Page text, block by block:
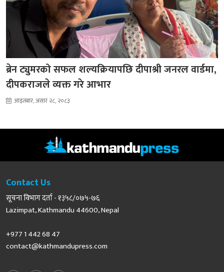
ब्रेन ट्युमरको सफल शल्यक्रियापछि दीपाश्री जनरल वार्डमा,
दीपकराजले व्यक्त गरे आभार
आइतबार, असार २८, २०८३
Contact Us
सूचना विभाग दर्ता - १३५८/०७५-७६
Lazimpat, Kathmandu 44600, Nepal
+977 1 442 68 47
contact@kathmandupress.com